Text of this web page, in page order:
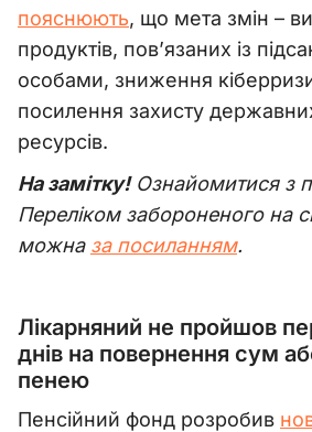
пояснюють, що мета змін –
продуктів, пов’язаних із
особами, зниження
посилення захисту
ресурсів.
На замітку!Ознайомитися з
Переліком забороненого на
можна за посиланням.
Лікарняний не пройшов
днів на повернення сум
пенею
Пенсійний фонд розробив